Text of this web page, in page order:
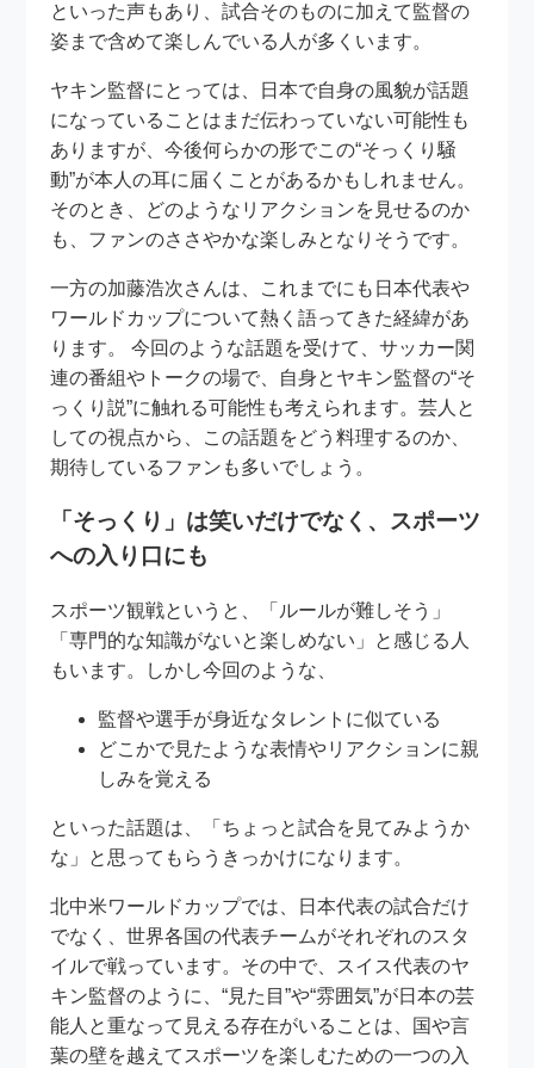
といった声もあり、試合そのものに加えて監督の
姿まで含めて楽しんでいる人が多くいます。
ヤキン監督にとっては、日本で自身の風貌が話題
になっていることはまだ伝わっていない可能性も
ありますが、今後何らかの形でこの“そっくり騒
動”が本人の耳に届くことがあるかもしれません。
そのとき、どのようなリアクションを見せるのか
も、ファンのささやかな楽しみとなりそうです。
一方の加藤浩次さんは、これまでにも日本代表や
ワールドカップについて熱く語ってきた経緯があ
ります。 今回のような話題を受けて、サッカー関
連の番組やトークの場で、自身とヤキン監督の“そ
っくり説”に触れる可能性も考えられます。芸人と
しての視点から、この話題をどう料理するのか、
期待しているファンも多いでしょう。
「そっくり」は笑いだけでなく、スポーツ
への入り口にも
スポーツ観戦というと、「ルールが難しそう」
「専門的な知識がないと楽しめない」と感じる人
もいます。しかし今回のような、
監督や選手が身近なタレントに似ている
どこかで見たような表情やリアクションに親
しみを覚える
といった話題は、「ちょっと試合を見てみようか
な」と思ってもらうきっかけになります。
北中米ワールドカップでは、日本代表の試合だけ
でなく、世界各国の代表チームがそれぞれのスタ
イルで戦っています。その中で、スイス代表のヤ
キン監督のように、“見た目”や“雰囲気”が日本の芸
能人と重なって見える存在がいることは、国や言
葉の壁を越えてスポーツを楽しむための一つの入